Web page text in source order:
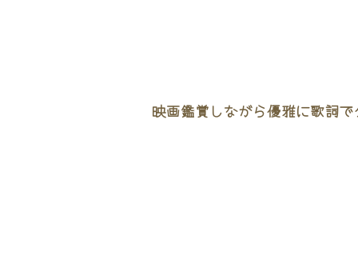
映画鑑賞しながら優雅に歌詞